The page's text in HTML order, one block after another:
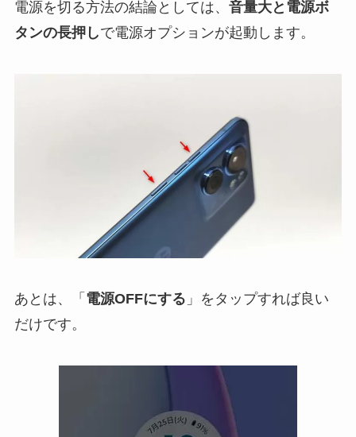
電源を切る方法の結論としては、 音量大と電源ボ
タンの長押しで電源オプションが起動します。
あとは、「 電源OFFにする 」をタップすれば良い
だけです。